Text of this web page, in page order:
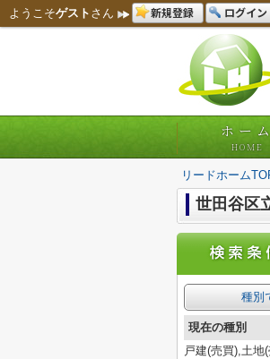
ようこそゲスト さん 新規登録 ログイン
ホーム
HOME
リードホーム
世田谷区
種別
現在の種別
戸建(売買),土地